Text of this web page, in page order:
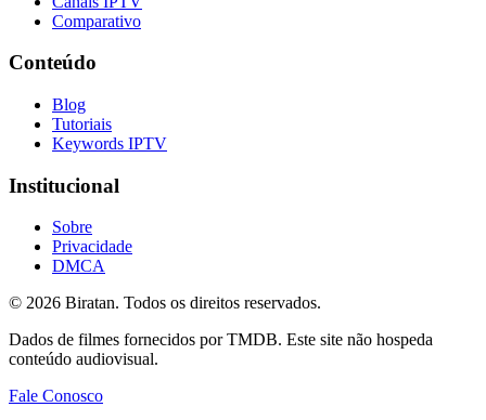
Comparativo
Conteúdo
Blog
Tutoriais
Keywords IPTV
Institucional
Sobre
Privacidade
DMCA
© 2026 Biratan. Todos os direitos reservados.
Dados de filmes fornecidos por TMDB. Este site não hospeda
conteúdo audiovisual.
Fale Conosco